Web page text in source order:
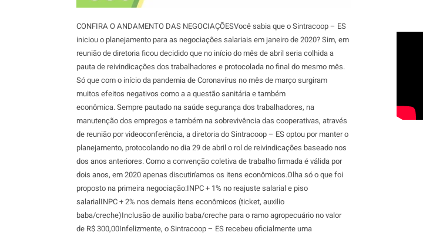
CONFIRA O ANDAMENTO DAS NEGOCIAÇÕESVocê sabia que o Sintracoop – ES
iniciou o planejamento para as negociações salariais em janeiro de 2020? Sim, em
reunião de diretoria ficou decidido que no início do mês de abril seria colhida a
pauta de reivindicações dos trabalhadores e protocolada no final do mesmo mês.
Só que com o início da pandemia de Coronavírus no mês de março surgiram
muitos efeitos negativos como a a questão sanitária e também
econômica. Sempre pautado na saúde segurança dos trabalhadores, na
manutenção dos empregos e também na sobrevivência das cooperativas, através
de reunião por videoconferência, a diretoria do Sintracoop – ES optou por manter o
planejamento, protocolando no dia 29 de abril o rol de reivindicações baseado nos
dos anos anteriores. Como a convenção coletiva de trabalho firmada é válida por
dois anos, em 2020 apenas discutiríamos os itens econômicos.Olha só o que foi
proposto na primeira negociação:INPC + 1% no reajuste salarial e piso
salarialINPC + 2% nos demais itens econômicos (ticket, auxilio
baba/creche)Inclusão de auxilio baba/creche para o ramo agropecuário no valor
de R$ 300,00Infelizmente, o Sintracoop – ES recebeu oficialmente uma